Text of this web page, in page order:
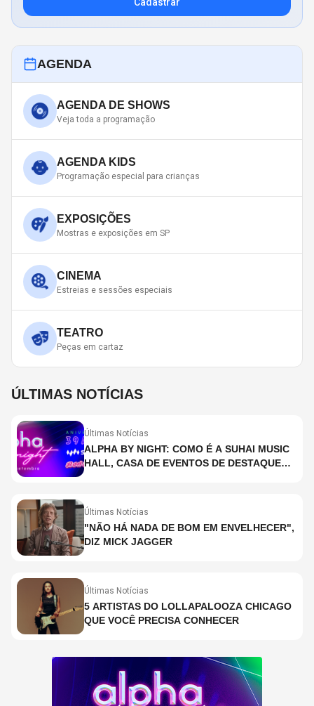
AGENDA
AGENDA DE SHOWS
Veja toda a programação
AGENDA KIDS
Programação especial para crianças
EXPOSIÇÕES
Mostras e exposições em SP
CINEMA
Estreias e sessões especiais
TEATRO
Peças em cartaz
ÚLTIMAS NOTÍCIAS
Últimas Notícias
ALPHA BY NIGHT: COMO É A SUHAI MUSIC
HALL, CASA DE EVENTOS DE DESTAQUE
Últimas Notícias
"NÃO HÁ NADA DE BOM EM ENVELHECER",
DIZ MICK JAGGER
Últimas Notícias
5 ARTISTAS DO LOLLAPALOOZA CHICAGO
QUE VOCÊ PRECISA CONHECER